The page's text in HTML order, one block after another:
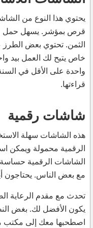
يحتوي هذا النوع من
قرص بمؤشر. يسهل حمل
الثمن. تحتوي بعض الطرز
خاص يتيح لك العمل بيد
واحدة على الأقل في
قراءتها.
شاشات رقمية
هذه الشاشات سهلة
الرقمية محمولة ويمكن
الشاشات الرقمية
مع بعض الناس. يحتاجون
تحدث مع مقدم الرعاية
يكون الأفضل لك. بغض
اصطحبها معك إلى مكتب